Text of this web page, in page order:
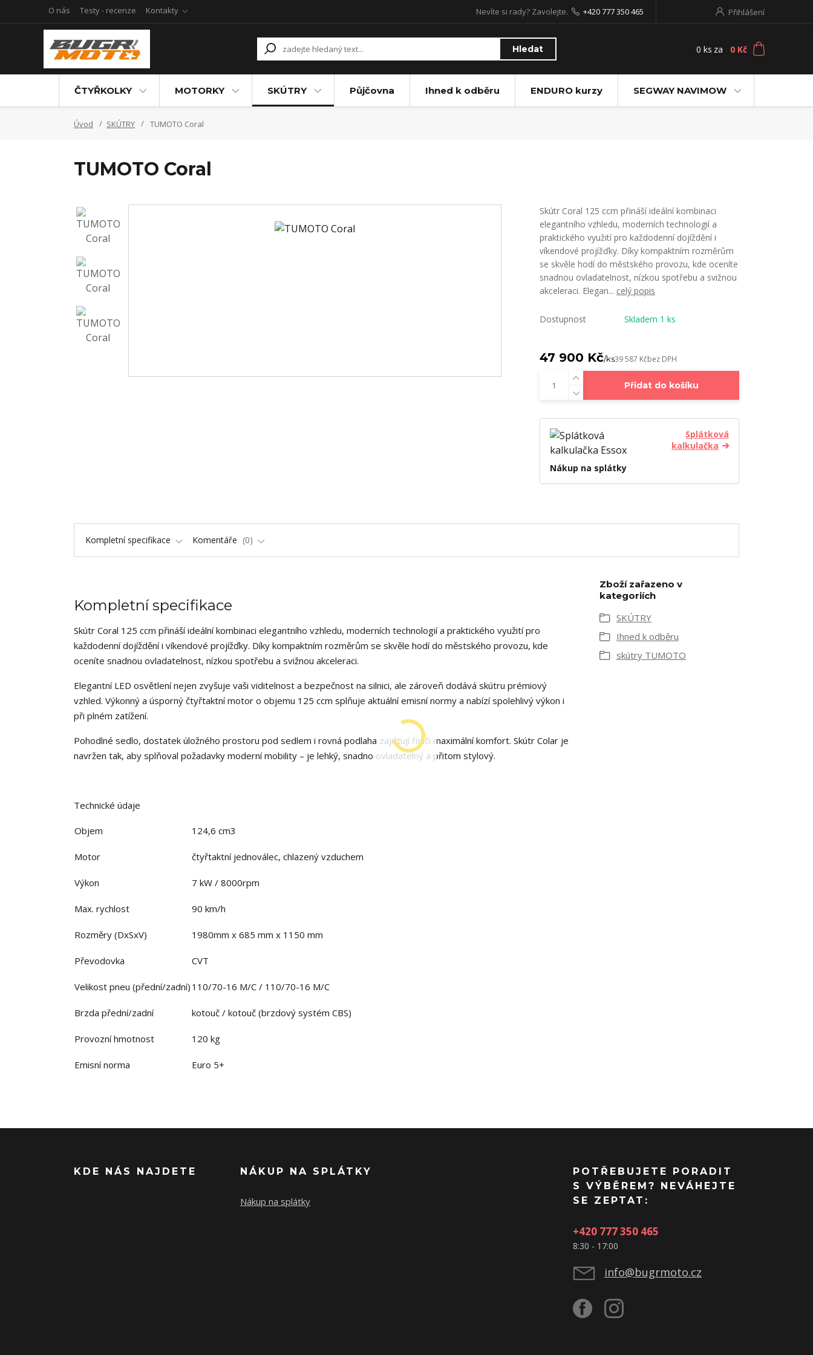
O nás Testy - recenze Kontakty Přihlášení
Hledat
Nevíte si rady? Zavolejte. +420 777 350 465
0 ks za 0 Kč
ČTYŘKOLKY MOTORKY SKÚTRY Půjčovna Ihned k odběru ENDURO kurzy SEGWAY NAVIMOW
Úvod SKÚTRY TUMOTO Coral
TUMOTO Coral
Skútr Coral 125 ccm přináší ideální kombinaci
elegantního vzhledu, moderních technologií a
praktického využití pro každodenní dojíždění i
víkendové projížďky. Díky kompaktním rozměrům
se skvěle hodí do městského provozu, kde oceníte
snadnou ovladatelnost, nízkou spotřebu a svižnou
akceleraci. Elegan... celý popis
Dostupnost Skladem 1 ks
47 900 Kč/ks39 587 Kčbez DPH
Přidat do košíku
Splátková
kalkulačka
Nákup na splátky
Kompletní specifikace Komentáře 0
Kompletní specifikace
Skútr Coral 125 ccm přináší ideální kombinaci elegantního vzhledu, moderních technologií a praktického využití pro
každodenní dojíždění i víkendové projížďky. Díky kompaktním rozměrům se skvěle hodí do městského provozu, kde
oceníte snadnou ovladatelnost, nízkou spotřebu a svižnou akceleraci.
Elegantní LED osvětlení nejen zvyšuje vaši viditelnost a bezpečnost na silnici, ale zároveň dodává skútru prémiový
vzhled. Výkonný a úsporný čtyřtaktní motor o objemu 125 ccm splňuje aktuální emisní normy a nabízí spolehlivý výkon i
při plném zatížení.
Pohodlné sedlo, dostatek úložného prostoru pod sedlem i rovná podlaha zajišťují řidiči maximální komfort. Skútr Colar je
navržen tak, aby splňoval požadavky moderní mobility – je lehký, snadno ovladatelný a přitom stylový.
Technické údaje
Objem 124,6 cm3
Motor čtyřtaktní jednoválec, chlazený vzduchem
Výkon 7 kW / 8000rpm
Max. rychlost 90 km/h
Rozměry (DxSxV) 1980mm x 685 mm x 1150 mm
Převodovka CVT
Velikost pneu (přední/zadní) 110/70-16 M/C / 110/70-16 M/C
Brzda přední/zadní kotouč / kotouč (brzdový systém CBS)
Provozní hmotnost 120 kg
Emisní norma Euro 5+
Zboží zařazeno v
kategoriích
SKÚTRY
Ihned k odběru
skútry TUMOTO
KDE NÁS NAJDETE NÁKUP NA SPLÁTKY
Nákup na splátky
POTŘEBUJETE PORADIT
S VÝBĚREM? NEVÁHEJTE
SE ZEPTAT:
+420 777 350 465
8:30 - 17:00
info@bugrmoto.cz